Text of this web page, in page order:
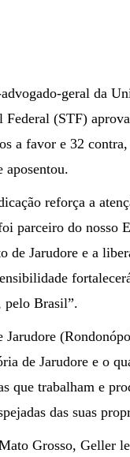
geral da
(STF)
a favor e 32
reforça a
parceiro do nosso
Jarudore e a
pelo Brasil”.
de Jarudore e o
que trabalham e
das suas
Grosso, Geller